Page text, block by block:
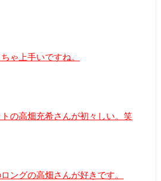
ゃ上手いですね。
の高畑充希さんが初々しい。笑
ングの高畑さんが好きです。